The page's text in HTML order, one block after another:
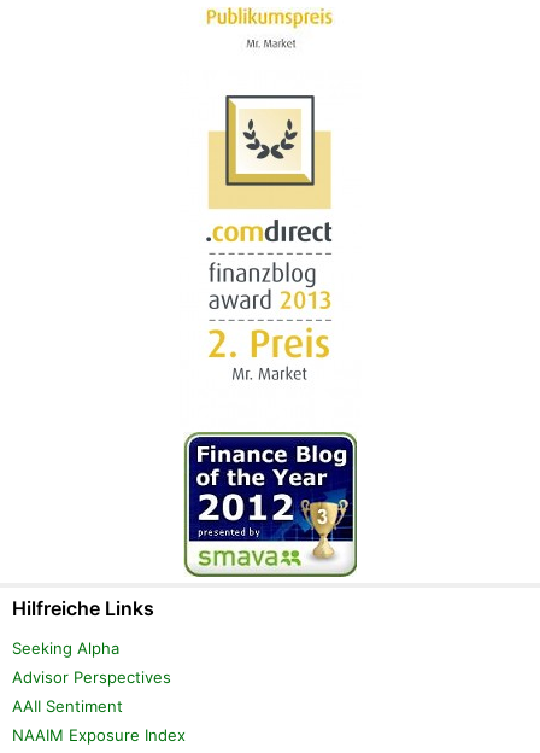
Hilfreiche Links
Seeking Alpha
Advisor Perspectives
AAII Sentiment
NAAIM Exposure Index